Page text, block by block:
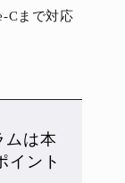
Cまで対応
ムは本
イント